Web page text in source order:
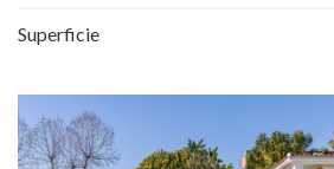
Superficie